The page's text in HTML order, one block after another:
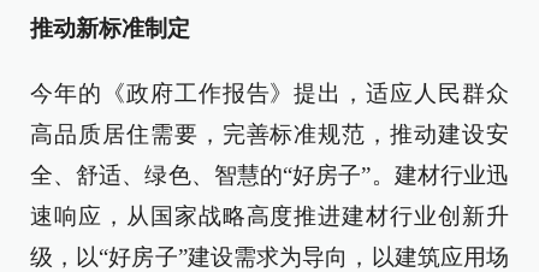
推动新标准制定
今年的《政府工作报告》提出，适应人民群众
高品质居住需要，完善标准规范，推动建设安
全、舒适、绿色、智慧的“好房子”。建材行业迅
速响应，从国家战略高度推进建材行业创新升
级，以“好房子”建设需求为导向，以建筑应用场